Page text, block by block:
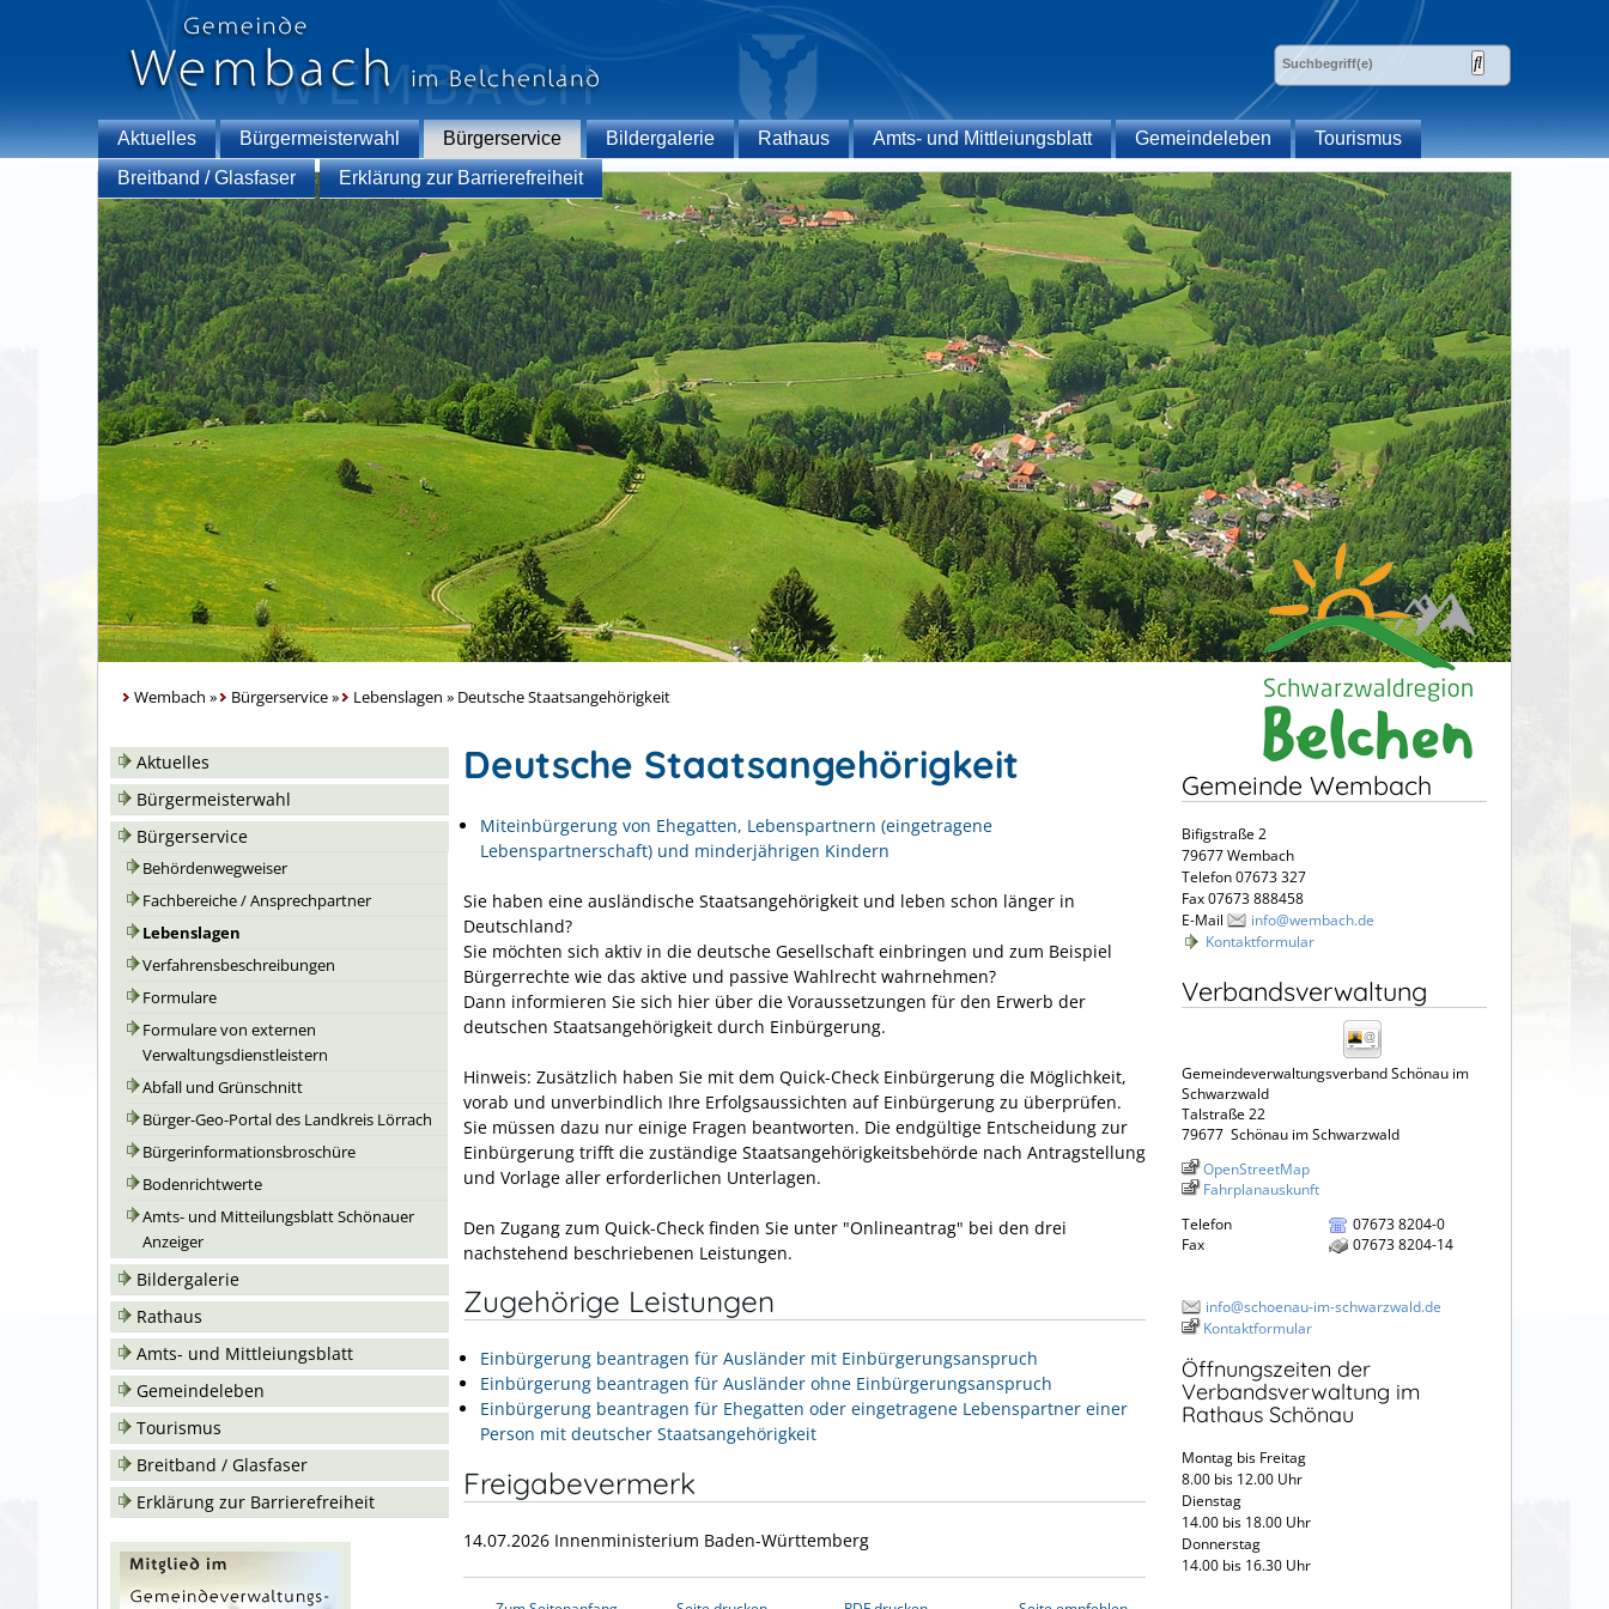
Aktuelles Bürgermeisterwahl Bürgerservice Bildergalerie Rathaus Amts- und Mittleiungsblatt Gemeindeleben
Tourismus
Breitband / Glasfaser
Erklärung zur Barrierefreiheit
Wembach » Bürgerservice» Lebenslagen » Deutsche Staatsangehörigkeit
Aktuelles
Bürgermeisterwahl
Bürgerservice
Behördenwegweiser
Fachbereiche / Ansprechpartner
Lebenslagen
Verfahrensbeschreibungen
Formulare
Formulare von externen
Verwaltungsdienstleistern
Abfall und Grünschnitt
Bürger-Geo-Portal des Landkreis Lörrach
Bürgerinformationsbroschüre
Bodenrichtwerte
Amts- und Mitteilungsblatt Schönauer
Anzeiger
Bildergalerie
Rathaus
Amts- und Mittleiungsblatt
Gemeindeleben
Tourismus
Breitband / Glasfaser
Erklärung zur Barrierefreiheit
Deutsche Staatsangehörigkeit
Miteinbürgerung von Ehegatten, Lebenspartnern (eingetragene
Lebenspartnerschaft) und minderjährigen Kindern
Sie haben eine ausländische Staatsangehörigkeit und leben schon länger in
Deutschland?
Sie möchten sich aktiv in die deutsche Gesellschaft einbringen und zum Beispiel
Bürgerrechte wie das aktive und passive Wahlrecht wahrnehmen?
Dann informieren Sie sich hier über die Voraussetzungen für den Erwerb der
deutschen Staatsangehörigkeit durch Einbürgerung.
Hinweis: Zusätzlich haben Sie mit dem Quick-Check Einbürgerung die Möglichkeit,
vorab und unverbindlich Ihre Erfolgsaussichten auf Einbürgerung zu überprüfen.
Sie müssen dazu nur einige Fragen beantworten. Die endgültige Entscheidung zur
Einbürgerung trifft die zuständige Staatsangehörigkeitsbehörde nach Antragstellung
und Vorlage aller erforderlichen Unterlagen.
Den Zugang zum Quick-Check finden Sie unter "Onlineantrag" bei den drei
nachstehend beschriebenen Leistungen.
Zugehörige Leistungen
Einbürgerung beantragen für Ausländer mit Einbürgerungsanspruch
Einbürgerung beantragen für Ausländer ohne Einbürgerungsanspruch
Einbürgerung beantragen für Ehegatten oder eingetragene Lebenspartner einer
Person mit deutscher Staatsangehörigkeit
Freigabevermerk
14.07.2026 Innenministerium Baden-Württemberg
Gemeinde Wembach
Bifigstraße 2
79677 Wembach
Telefon 07673 327
Fax 07673 888458
E-Mail
info@wembach.de
Kontaktformular
Verbandsverwaltung
Gemeindeverwaltungsverband Schönau im
Schwarzwald
Talstraße 22
79677 Schönau im Schwarzwald
OpenStreetMap
Fahrplanauskunft
Telefon
07673 8204-0
Fax
07673 8204-14
info@schoenau-im-schwarzwald.de
Kontaktformular
Öffnungszeiten der
Verbandsverwaltung im
Rathaus Schönau
Montag bis Freitag
8.00 bis 12.00 Uhr
Dienstag
14.00 bis 18.00 Uhr
Donnerstag
14.00 bis 16.30 Uhr